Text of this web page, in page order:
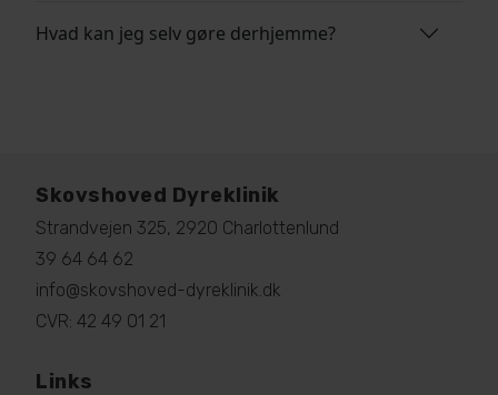
Hvad kan jeg selv gøre derhjemme?
Skovshoved Dyreklinik
Strandvejen 325, 2920 Charlottenlund
39 64 64 62
info@skovshoved-dyreklinik.dk
CVR: 42 49 01 21
Links